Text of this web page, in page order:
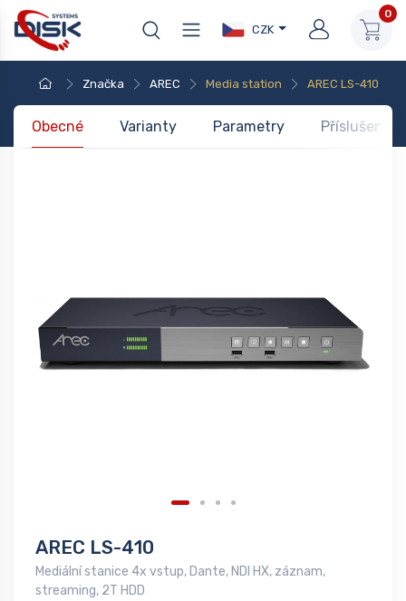
CZK
0
Značka AREC Media station AREC LS-410
Obecné Varianty Parametry
AREC LS-410
Mediální stanice 4x vstup, Dante, NDI HX, záznam,
streaming, 2T HDD